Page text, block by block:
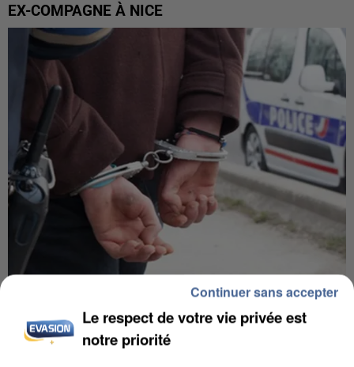
EX-COMPAGNE À NICE
L’UN DES FONDATEURS SUPPOSÉS DE LA DZ
MAFIA INTERPELLÉ EN ALGÉRIE
Le respect de votre vie privée est
notre priorité
Continuer sans accepter